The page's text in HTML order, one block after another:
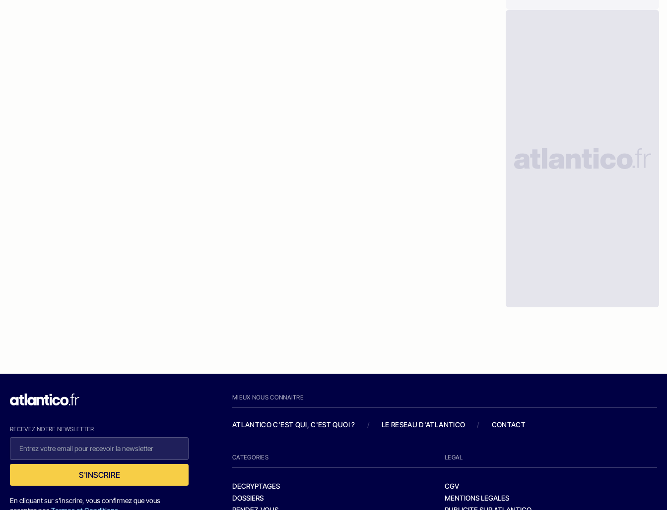
RECEVEZ NOTRE NEWSLETTER
S'INSCRIRE
En cliquant sur s'inscrire, vous confirmez que vous
MIEUX NOUS CONNAITRE
ATLANTICO C'EST QUI, C'EST QUOI ? / LE RESEAU D'ATLANTICO / CONTACT
CATEGORIES
DECRYPTAGES
DOSSIERS
LEGAL
CGV
MENTIONS LEGALES